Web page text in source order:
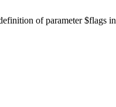
of parameter $flags in